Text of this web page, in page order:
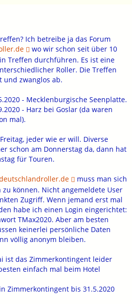
Ich betreibe ja das Forum
wo wir schon seit über 10
Treffen durchführen. Es ist eine
Roller. Die Treffen
und zwanglos ab.
- Mecklenburgische Seenplatte.
- Harz bei Goslar (da waren
mal).
jeder wie er will. Diverse
schon am Donnerstag da, dann hat
für Touren.
muss man sich
können. Nicht angemeldete User
Zugriff. Wenn jemand erst mal
habe ich einen Login eingerichtet:
TMax2020. Aber am besten
keinerlei persönliche Daten
völlig anonym bleiben.
ist das Zimmerkontingent leider
einfach mal beim Hotel
Zimmerkontingent bis 31.5.2020